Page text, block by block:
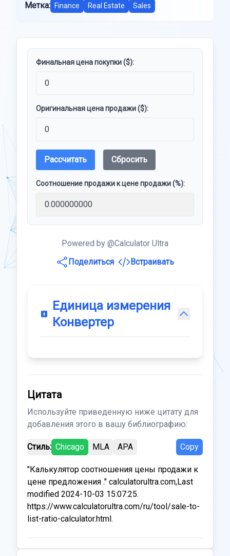
Метка:
Finance Real Estate Sales
Финальная цена покупки ($):
Оригинальная цена продажи ($):
Рассчитать Сбросить
Соотношение продажи к цене продажи (%):
Powered by @Calculator Ultra
Поделиться
Встраивать
Единица измерения
Конвертер
Цитата
Используйте приведенную ниже цитату для
добавления этого в вашу библиографию:
Стиль: Chicago MLA APA Copy
"Калькулятор соотношения цены продажи к
цене предложения ." calculatorultra.com,Last
modified 2024-10-03 15:07:25.
https://www.calculatorultra.com/ru/tool/sale-to-
list-ratio-calculator.html.